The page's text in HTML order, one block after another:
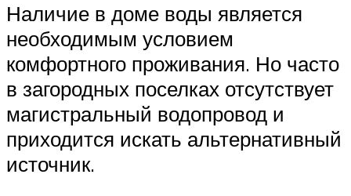
Наличие в доме воды является
необходимым условием
комфортного проживания. Но часто
в загородных поселках отсутствует
магистральный водопровод и
приходится искать альтернативный
источник.